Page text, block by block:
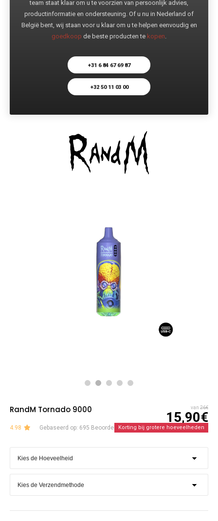
team staat klaar om u te voorzien van persoonlijk advies,
productinformatie en ondersteuning. Of u nu in Nederland of
België bent, wij staan voor u klaar om u te helpen eenvoudig en
goedkoop de beste producten te kopen.
+31 6 84 67 69 87
+32 50 11 03 00
RandM Tornado 9000 van 26€
15,90€
4.98 Gebaseerd op: 695 BeoordelingenKorting bij grotere hoeveelheden